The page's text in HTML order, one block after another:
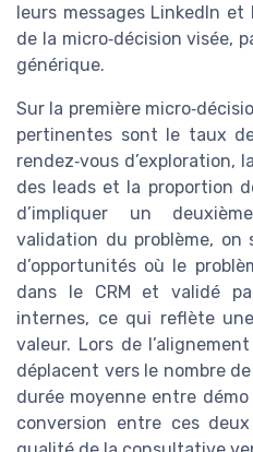
leurs messages LinkedIn
de la micro‑décision visée,
générique.
Sur la première
pertinentes sont le taux
rendez‑vous d’exploration,
des leads et la proportion
d’impliquer un
validation du problème,
d’opportunités où le
dans le CRM et validé
internes, ce qui reflète
valeur. Lors de
déplacent vers le nombre
durée moyenne entre
conversion entre ces